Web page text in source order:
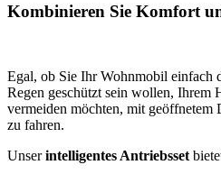
Kombinieren Sie Komfort
Egal, ob Sie Ihr Wohnmobil einfach
Regen geschützt sein wollen, Ihrem
vermeiden möchten, mit geöffnetem
zu fahren.
Unserintelligentes Antriebsset